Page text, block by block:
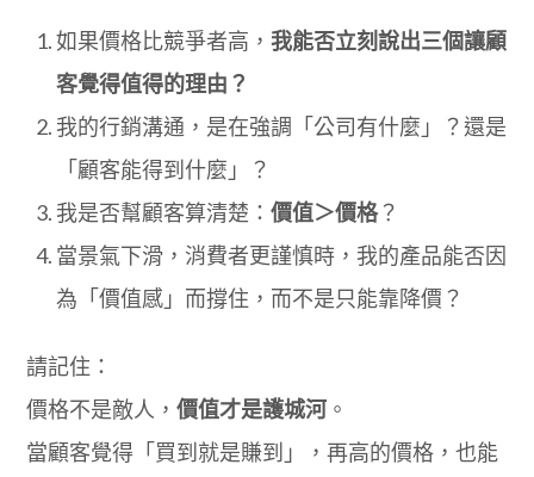
如果價格比競爭者高，我能否立刻說出三個讓顧
客覺得值得的理由？
我的行銷溝通，是在強調「公司有什麼」？還是
「顧客能得到什麼」？
我是否幫顧客算清楚：價值＞價格？
當景氣下滑，消費者更謹慎時，我的產品能否因
為「價值感」而撐住，而不是只能靠降價？
請記住：
價格不是敵人，價值才是護城河 。
當顧客覺得「買到就是賺到」，再高的價格，也能